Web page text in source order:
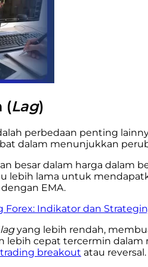
(Lag)
perbedaan penting
dalam menunjukkan
besar dalam harga
lebih lama untuk
EMA.
Forex: Indikator dan
lagyang lebih rendah,
lebih cepat tercermin
trading breakout atau reversal.